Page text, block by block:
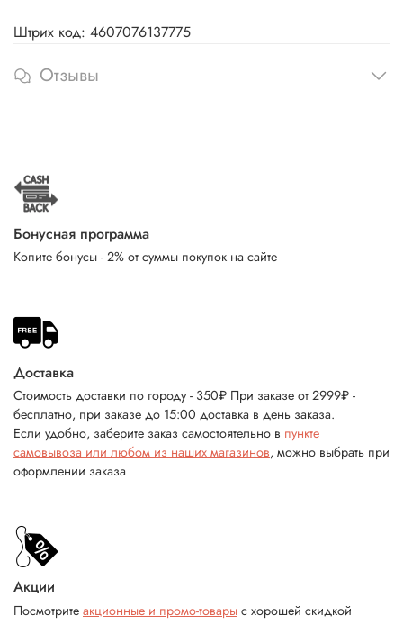
Штрих код: 4607076137775
Отзывы
Бонусная программа
Копите бонусы - 2% от суммы покупок на сайте
Доставка
Стоимость доставки по городу - 350₽ При заказе от 2999₽ -
бесплатно, при заказе до 15:00 доставка в день заказа.
Если удобно, заберите заказ самостоятельно в пункте
самовывоза или любом из наших магазинов, можно выбрать при
оформлении заказа
Акции
Посмотрите акционные и промо-товары с хорошей скидкой